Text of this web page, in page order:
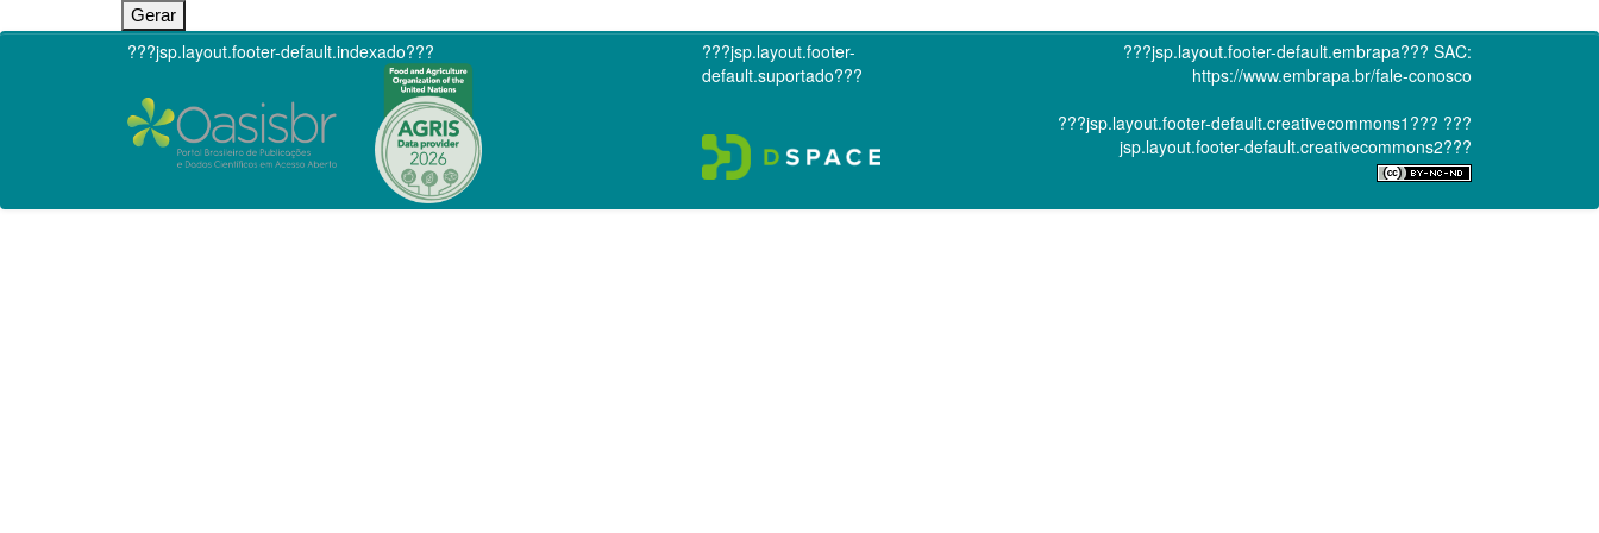
???jsp.layout.footer-default.indexado???
???jsp.layout.footer-
default.suportado???
???jsp.layout.footer-default.embrapa??? SAC:
https://www.embrapa.br/fale-conosco
???jsp.layout.footer-default.creativecommons1??? ???
jsp.layout.footer-default.creativecommons2???